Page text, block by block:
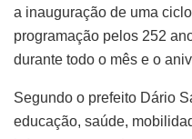
a inauguração de uma
programação pelos 252
durante todo o mês e o
Segundo o prefeito Dário
educação, saúde,